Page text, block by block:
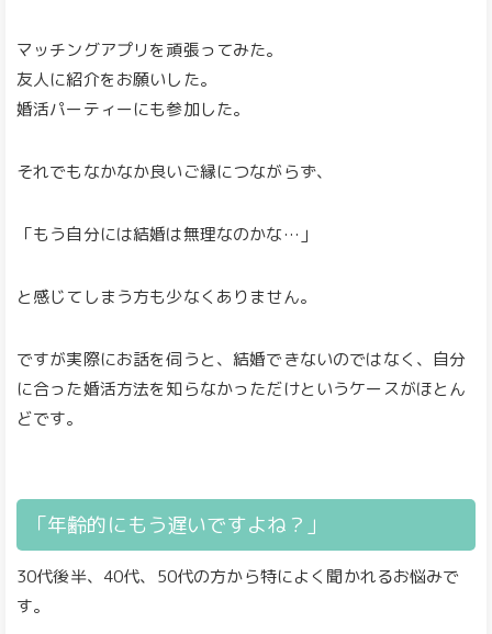
マッチングアプリを頑張ってみた。
友人に紹介をお願いした。
婚活パーティーにも参加した。
それでもなかなか良いご縁につながらず、
「もう自分には結婚は無理なのかな…」
と感じてしまう方も少なくありません。
ですが実際にお話を伺うと、結婚できないのではなく、自分
に合った婚活方法を知らなかっただけというケースがほとん
どです。
「年齢的にもう遅いですよね？」
30代後半、40代、50代の方から特によく聞かれるお悩みで
す。